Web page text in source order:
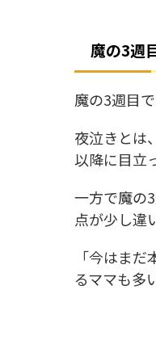
魔の3週
魔の3週目
夜泣きとは
以降に目立
一方で魔の
点が少し違
「今はま
るママも多